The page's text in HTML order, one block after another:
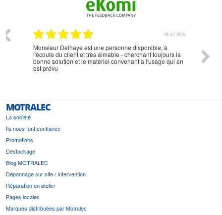
18.07.2026
Monsieur Delhaye est une personne disponible, à
l'écoute du client et très aimable - cherchant toujours la
bonne solution et le matériel convenant à l'usage qui en
est prévu
MOTRALEC
La société
Ils nous font confiance
Promotions
Déstockage
Blog MOTRALEC
Dépannage sur site / Intervention
Réparation en atelier
Pages locales
Marques distribuées par Motralec